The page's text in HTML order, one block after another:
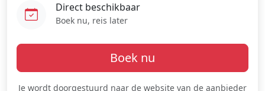
Direct beschikbaar
Boek nu, reis later
Boek nu
Je wordt doorgestuurd naar de website van de aanbieder